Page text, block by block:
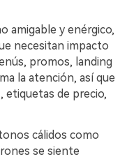
amigable y enérgico,
necesitan impacto
promos, landing
la atención, así que
etiquetas de precio,
cálidos como
se siente